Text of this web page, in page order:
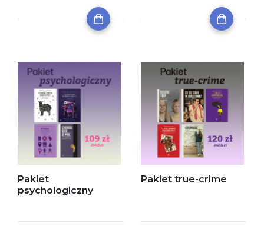
Pakiet
psychologiczny
Pakiet true-crime